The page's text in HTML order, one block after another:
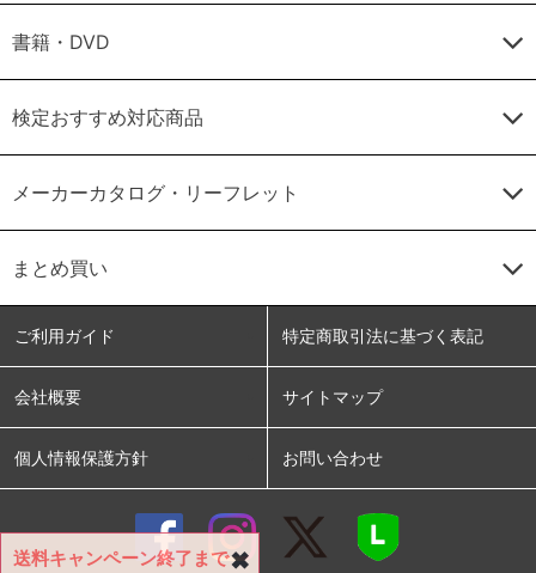
書籍・DVD
検定おすすめ対応商品
メーカーカタログ・リーフレット
まとめ買い
ご利用ガイド 特定商取引法に基づく表記
会社概要 サイトマップ
個人情報保護方針 お問い合わせ
✖
送料キャンペーン終了まで